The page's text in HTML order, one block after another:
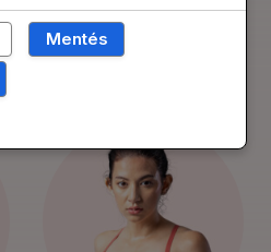
KARIN COLLINS
Personal Trainer
Mentés